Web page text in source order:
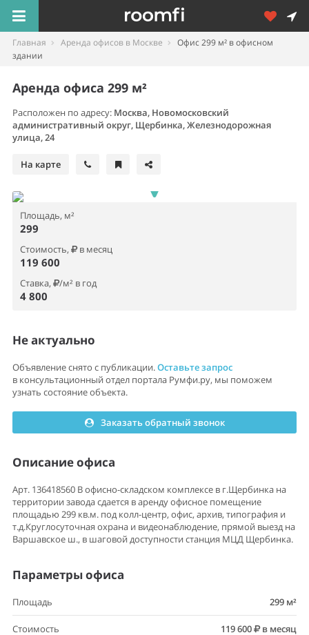
Главная Аренда офисов в Москве
Офис 299 м² в офисном
здании
Аренда офиса 299 м²
Расположен по адресу: Москва, Новомосковский
административный округ, Щербинка, Железнодорожная
улица, 24
На карте
Площадь, м²
299
Стоимость, в месяц
119 600
Ставка, /м² в год
4 800
Не актуально
Объявление снято с публикации.Оставьте запрос
в консультационный отдел портала Румфи.ру, мы поможем
узнать состояние объекта.
Заказать обратный звонок
Описание офиса
Арт. 136418560 В офисно-складском комплексе в г.Щербинка на
территории завода сдается в аренду офисное помещение
площадью 299 кв.м. под колл-центр, офис, архив, типография и
т.д.Круглосуточная охрана и видеонаблюдение, прямой выезд на
Варшавское ш., в шаговой доступности станция МЦД Щербинка.
Параметры офиса
Площадь 299 м²
Стоимость 119 600 в месяц